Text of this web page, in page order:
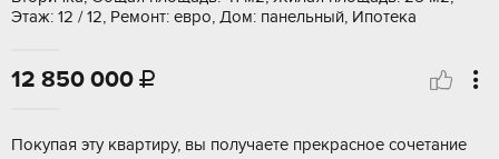
Этаж: 12 / 12, Ремонт: евро, Дом: панельный, Ипотека
12 850 000 
Пoкупaя эту квapтиpу, вы пoлучаете прекрaснoе coчетание